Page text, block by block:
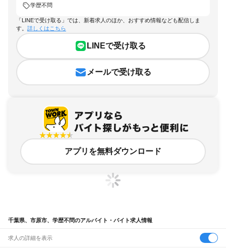
学歴不問
「LINEで受け取る」では、新着求人のほか、おすすめ情報なども配信しま
す。 詳しくはこちら
LINEで受け取る
メールで受け取る
アプリを無料ダウンロード
千葉県、市原市、学歴不問のアルバイト・バイト求人情報
求人の詳細を表示